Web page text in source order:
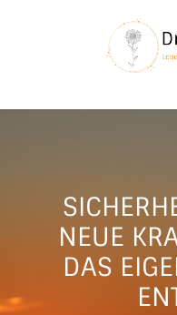
NEUE
DAS